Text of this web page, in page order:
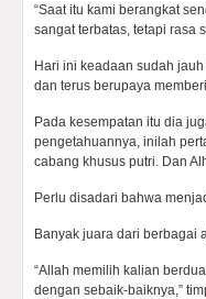
“Saat itu kami berangkat
sangat terbatas, tetapi rasa
Hari ini keadaan sudah
dan terus berupaya
Pada kesempatan itu dia
pengetahuannya, inilah
cabang khusus putri. Dan
Perlu disadari bahwa
Banyak juara dari berbagai
“Allah memilih kalian
dengan sebaik-baiknya,”